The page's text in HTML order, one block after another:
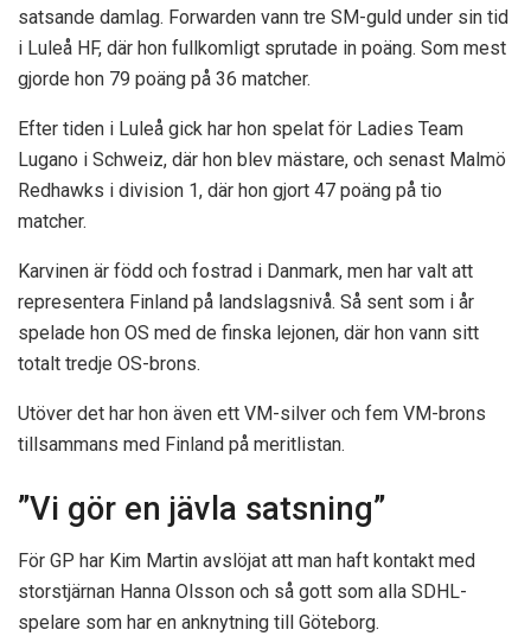
satsande damlag. Forwarden vann tre SM-guld under sin tid
i Luleå HF, där hon fullkomligt sprutade in poäng. Som mest
gjorde hon 79 poäng på 36 matcher.
Efter tiden i Luleå gick har hon spelat för Ladies Team
Lugano i Schweiz, där hon blev mästare, och senast Malmö
Redhawks i division 1, där hon gjort 47 poäng på tio
matcher.
Karvinen är född och fostrad i Danmark, men har valt att
representera Finland på landslagsnivå. Så sent som i år
spelade hon OS med de finska lejonen, där hon vann sitt
totalt tredje OS-brons.
Utöver det har hon även ett VM-silver och fem VM-brons
tillsammans med Finland på meritlistan.
”Vi gör en jävla satsning”
För GP har Kim Martin avslöjat att man haft kontakt med
storstjärnan Hanna Olsson och så gott som alla SDHL-
spelare som har en anknytning till Göteborg.